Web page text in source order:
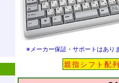
※メーカー保証・サポートはあり
親指シフト配